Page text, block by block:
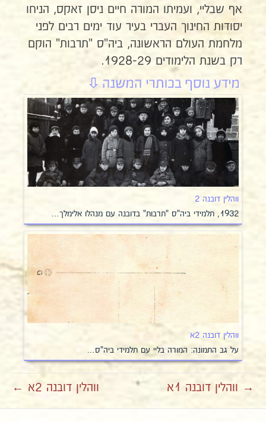
אף שבליי, ועמיתו המורה חיים ניסן זאקס, הניחו
יסודות החינוך העברי בעיר עוד ימים רבים לפני
מלחמת העולם הראשונה, ביה"ס "תרבות" הוקם
רק בשנת הלימודים 1928-29.
ווהלין דובנה 2
1932, תלמידי ביה"ס "תרבות" בדובנה עם מנהלו אלימלך…
ווהלין דובנה 2א
על גב התמונה: המורה בליי עם תלמידי ביה"ס…
→ ווהלין דובנה 1א ווהלין דובנה 2א ←